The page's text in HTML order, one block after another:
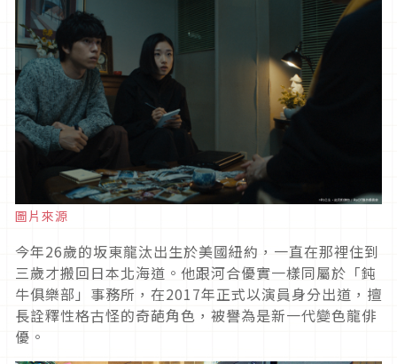
圖片來源
今年26歲的坂東龍汰出生於美國紐約，一直在那裡住到
三歲才搬回日本北海道。他跟河合優實一樣同屬於「鈍
牛俱樂部」事務所，在2017年正式以演員身分出道，擅
長詮釋性格古怪的奇葩角色，被譽為是新一代變色龍俳
優。